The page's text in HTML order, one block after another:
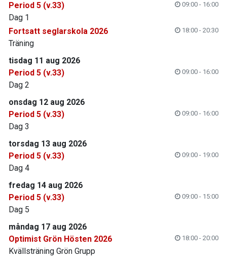
Period 5 (v.33)
09:00 - 16:00
Dag 1
Fortsatt seglarskola 2026
18:00 - 20:30
Träning
tisdag 11 aug 2026
Period 5 (v.33)
09:00 - 16:00
Dag 2
onsdag 12 aug 2026
Period 5 (v.33)
09:00 - 16:00
Dag 3
torsdag 13 aug 2026
Period 5 (v.33)
09:00 - 19:00
Dag 4
fredag 14 aug 2026
Period 5 (v.33)
09:00 - 15:00
Dag 5
måndag 17 aug 2026
Optimist Grön Hösten 2026
18:00 - 20:00
Kvällsträning Grön Grupp